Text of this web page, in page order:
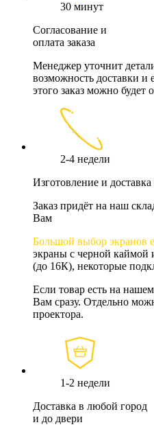
30 минут
Согласование и
оплата заказа
Менеджер уточнит
возможность доставки и
этого заказ можно будет
2-4 недели
Изготовление и
Заказ придёт на наш
Вам
Большой выбор экранов
экраны с черной каймой
(до 16К), некоторые
Если товар есть на
Вам сразу. Отдельно
проектора.
1-2 недели
Доставка в любой город
и до двери